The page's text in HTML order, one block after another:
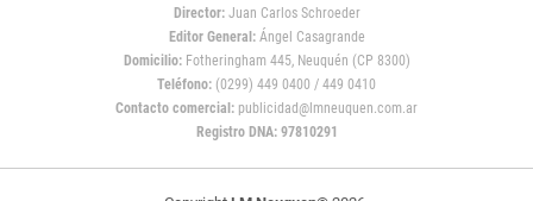
Director: Juan Carlos Schroeder
Editor General:Ángel Casagrande
Domicilio:Fotheringham 445, Neuquén (CP 8300)
Teléfono: (0299) 449 0400 / 449 0410
Contacto comercial: publicidad@lmneuquen.com.ar
Registro DNA: 97810291